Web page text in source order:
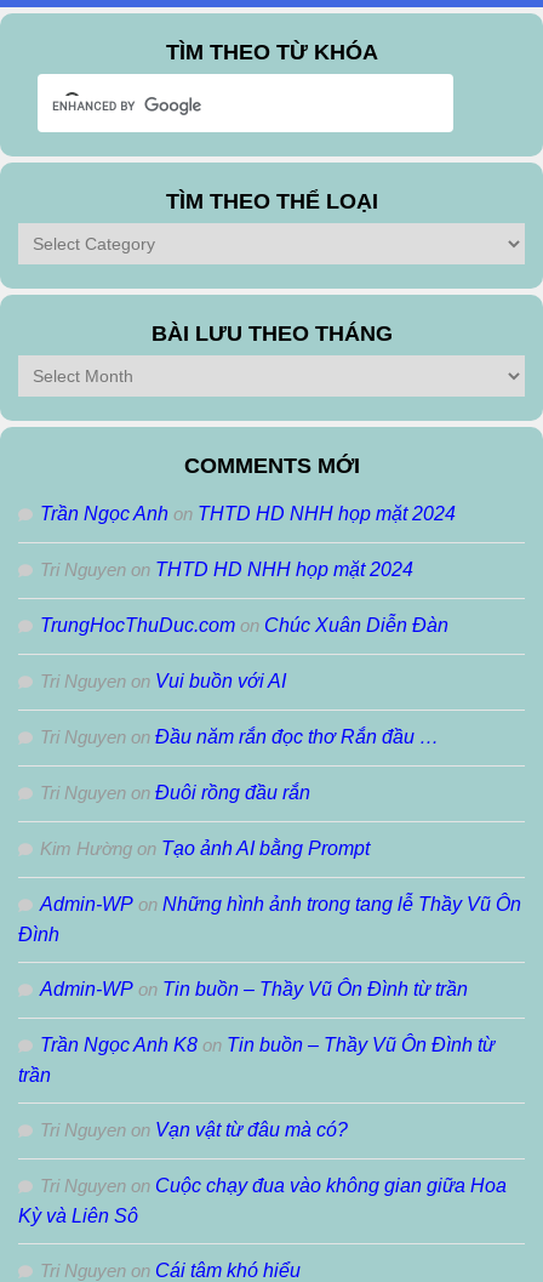
TÌM THEO TỪ KHÓA
TÌM THEO THỂ LOẠI
Tìm
theo
Thể
BÀI LƯU THEO THÁNG
Bài
Lưu
Theo
COMMENTS MỚI
Trần Ngọc Anh on THTD HD NHH họp mặt 2024
Tri Nguyen on THTD HD NHH họp mặt 2024
TrungHocThuDuc.com on Chúc Xuân Diễn Đàn
Tri Nguyen on Vui buồn với AI
Tri Nguyen on Đầu năm rắn đọc thơ Rắn đầu …
Tri Nguyen on Đuôi rồng đầu rắn
Kim Hường on Tạo ảnh AI bằng Prompt
Admin-WP on Những hình ảnh trong tang lễ Thầy Vũ Ôn
Đình
Admin-WP on Tin buồn – Thầy Vũ Ôn Đình từ trần
Trần Ngọc Anh K8 on Tin buồn – Thầy Vũ Ôn Đình từ
trần
Tri Nguyen on Vạn vật từ đâu mà có?
Tri Nguyen on Cuộc chạy đua vào không gian giữa Hoa
Kỳ và Liên Sô
Tri Nguyen on Cái tâm khó hiểu